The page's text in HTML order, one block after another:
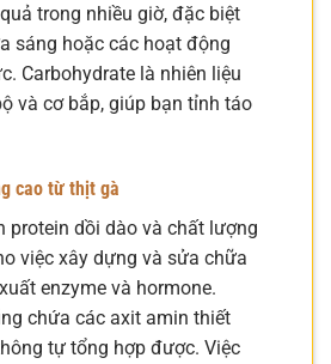
trong nhiều giờ, đặc biệt
sáng hoặc các hoạt động
Carbohydrate là nhiên liệu
và cơ bắp, giúp bạn tỉnh táo
cao từ thịt gà
protein dồi dào và chất lượng
việc xây dựng và sửa chữa
enzyme và hormone.
chứa các axit amin thiết
tự tổng hợp được. Việc